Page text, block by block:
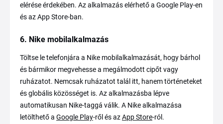
elérése érdekében. Az alkalmazás elérhető a Google Play-en
és az App Store-ban.
6. Nike mobilalkalmazás
Töltse le telefonjára a Nike mobilalkalmazását, hogy bárhol
és bármikor megvehesse a megálmodott cipőt vagy
ruházatot. Nemcsak ruházatot talál itt, hanem történeteket
és globális közösséget is. Az alkalmazásba lépve
automatikusan Nike-taggá válik. A Nike alkalmazása
letölthető a Google Play-ről és azApp Store-ról.